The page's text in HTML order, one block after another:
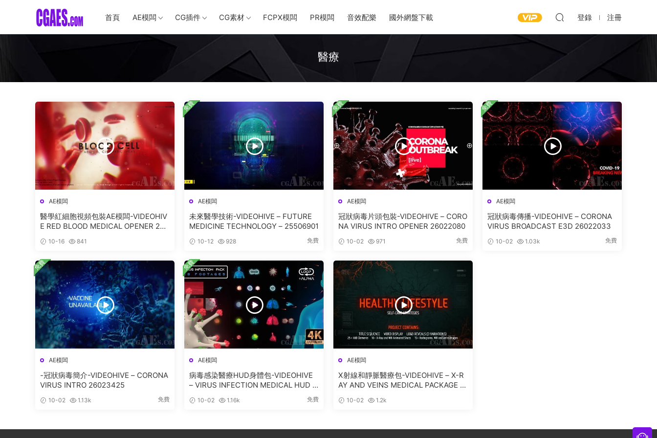
首頁 AE模闆 CG插件 CG素材 FCPX模闆 PR模闆 音效配樂 國外網盤下載 登錄 注冊
醫療
AE模闆
醫學紅細胞視頻包裝AE模闆-VIDEOHIV
E RED BLOOD MEDICAL OPENER 253
10-16 841
AE模闆
未來醫學技術-VIDEOHIVE – FUTURE
MEDICINE TECHNOLOGY – 25506901
10-12 928 免費
免費
AE模闆
冠狀病毒片頭包裝-VIDEOHIVE – CORO
NA VIRUS INTRO OPENER 26022080
10-02 971 免費
免費
AE模闆
冠狀病毒傳播-VIDEOHIVE – CORONA
VIRUS BROADCAST E3D 26022033
10-02 1.03k 免費
免費
AE模闆
-冠狀病毒簡介-VIDEOHIVE – CORONA
VIRUS INTRO 26023425
10-02 1.13k 免費
免費
AE模闆
病毒感染醫療HUD身體包-VIDEOHIVE
– VIRUS INFECTION MEDICAL HUD B
10-02 1.16k 免費
免費
AE模闆
X射線和靜脈醫療包-VIDEOHIVE – X-R
AY AND VEINS MEDICAL PACKAGE 9
10-02 1.2k